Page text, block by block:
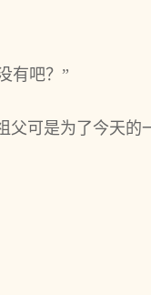
有吧？”
父可是为了今天的